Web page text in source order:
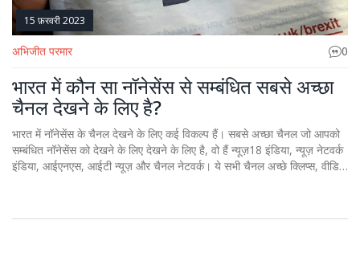
15 फ़रवरी 2023
अभिजीत परमार 0
भारत में कौन सा नॉनेसेंस से सम्बंधित सबसे अच्छा
चैनल देखने के लिए है?
भारत में नॉनेसेंस के चैनल देखने के लिए कई विकल्प हैं। सबसे अच्छा चैनल जो आपको
सम्बंधित नॉनेसेंस को देखने के लिए देखने के लिए है, वो हैं न्यूज़18 इंडिया, न्यूज़ नेटवर्क
इंडिया, आईएनएस, आईटी न्यूज़ और चैनल नेटवर्क। ये सभी चैनल अच्छे क्लिप्स, वीडियो